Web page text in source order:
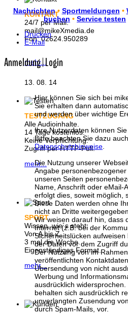
KONTAKT
24/7 per Mail.
mail@mikeXmedia.de
Fon: 02624.950289
mehr...
TESTZUGANG
Alle Audioinhalte.
14 Tage kostenlos.
Keine Verpflichtung.
Zugriff per HTTP-Pull.
mehr...
SPORT
Wissen, wie´s steht:
Von A bis Z.
3 mal die Woche.
Eigenständiges Format.
mehr...
Nachrichten• Sportmeldungen •
buchen • Service testen
Drucken
E-Mail
Anmeldung | Login
13. 08. 14
Hier können Sie sich bei
Sie erhalten dann
und werden über wichtige
Ihre Nutzerdaten können
Bitte beachten Sie dazu
Datenschutzhinweise
Die Nutzung unserer
Angabe
unseren Seiten
Name, Anschrift oder eMail-
erfolgt dies, soweit möglich,
Diese Daten werden ohne
nicht an Dritte weitergegeben.
Wir weisen darauf hin, dass
Internet (z.B. bei der
Sicherheitslücken
der Daten vor dem Zugriff
Der Nutzung von im
veröffentlichten
Übersendung von nicht
Werbung und
ausdrücklich
behalten sich ausdrücklich
unverlangten Zusendung
durch Spam-Mails, vor.